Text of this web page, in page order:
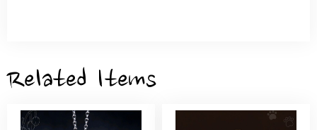
Related Items